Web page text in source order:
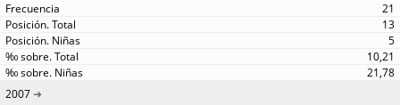
21
13
5
10,21
21,78
2007